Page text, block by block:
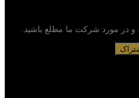
و در مورد شرکت ما مطلع باشید.